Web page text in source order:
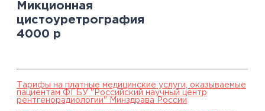
Микционная
цистоуретрография
4000 р
Тарифы на платные медицинские услуги, оказываемые
пациентам ФГБУ "Российский научный центр
рентгенорадиологии" Минздрава России